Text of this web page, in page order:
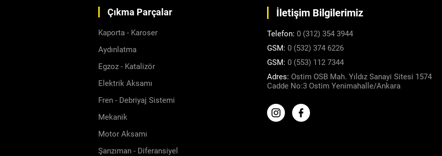
Çıkma Parçalar
Kaporta - Karoser
Aydınlatma
Egzoz - Katalizör
Elektrik Aksamı
Fren - Debriyaj Sistemi
Mekanik
Motor Aksamı
Şanzıman - Diferansiyel
İletişim Bilgilerimiz
Telefon: 0 (312) 354 3944
GSM: 0 (532) 374 6226
GSM: 0 (553) 112 7344
Adres: Ostim OSB Mah. Yıldız Sanayi Sitesi 1574
Cadde No:3 Ostim Yenimahalle/Ankara